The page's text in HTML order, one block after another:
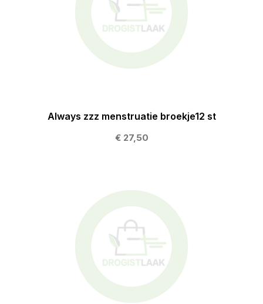
Always zzz menstruatie broekje12 st
€ 27,50